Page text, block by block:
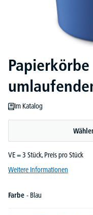
Im Katalog
VE = 3 Stück, Preis pro Stück
Weitere Informationen
Farbe - Blau